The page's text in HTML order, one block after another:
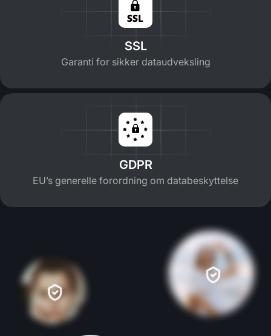
SSL
Garanti for sikker dataudveksling
GDPR
EU’s generelle forordning om databeskyttelse